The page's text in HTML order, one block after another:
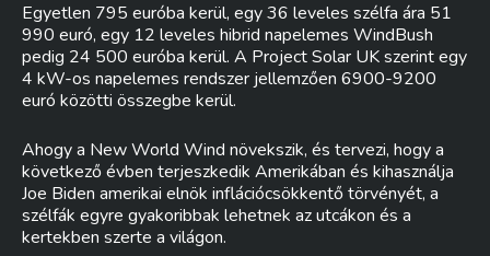
Egyetlen 795 euróba kerül, egy 36 leveles szélfa ára 51
990 euró, egy 12 leveles hibrid napelemes WindBush
pedig 24 500 euróba kerül. A Project Solar UK szerint egy
4 kW-os napelemes rendszer jellemzően 6900-9200
euró közötti összegbe kerül.
Ahogy a New World Wind növekszik, és tervezi, hogy a
következő évben terjeszkedik Amerikában és kihasználja
Joe Biden amerikai elnök inflációcsökkentő törvényét, a
szélfák egyre gyakoribbak lehetnek az utcákon és a
kertekben szerte a világon.